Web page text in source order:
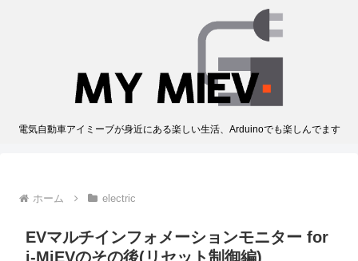
電気自動車アイミーブが身近にある楽しい生活、Arduinoでも楽しんでます
ホーム electric
EVマルチインフォメーションモニター for
i-MiEVのその後(リセット制御編)